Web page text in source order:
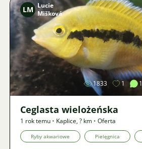
Zdjęcie
LM Lucie
Mišková
1833 1 1
Ceglasta wielożeńska
1 rok temu • Kaplice,? km • Oferta
Ryby akwariowe Pielęgnica